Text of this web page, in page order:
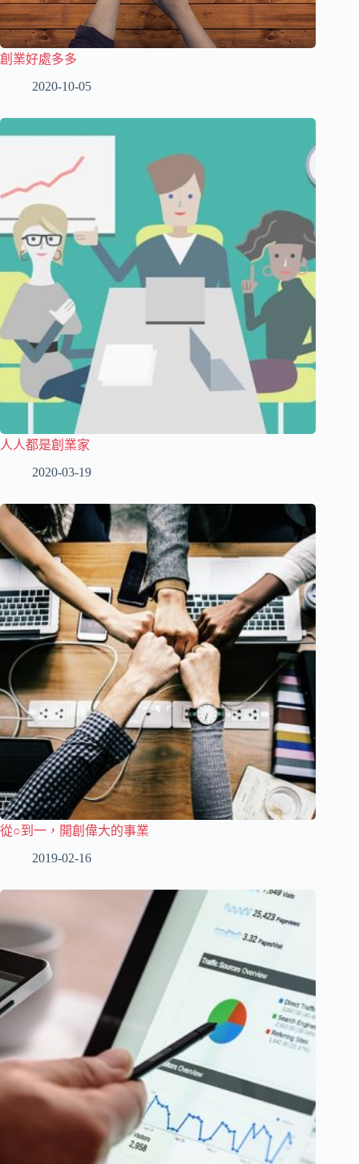
創業好處多多
2020-10-05
人人都是創業家
2020-03-19
從○到一，開創偉大的事業
2019-02-16